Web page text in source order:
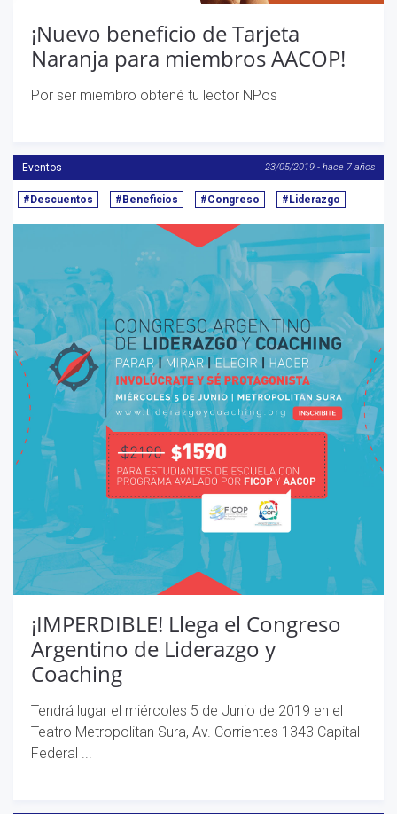
¡Nuevo beneficio de Tarjeta
Naranja para miembros AACOP!
Por ser miembro obtené tu lector NPos
Eventos 23/05/2019 - hace 7 años
#Descuentos #Beneficios #Congreso #Liderazgo
¡IMPERDIBLE! Llega el Congreso
Argentino de Liderazgo y
Coaching
Tendrá lugar el miércoles 5 de Junio de 2019 en el
Teatro Metropolitan Sura, Av. Corrientes 1343 Capital
Federal ...